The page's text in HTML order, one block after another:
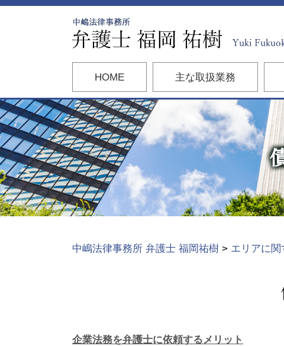
HOME 主な取扱業務
中嶋法律事務所 弁護士 福岡祐樹 > エリアに関
企業法務を弁護士に依頼するメリット